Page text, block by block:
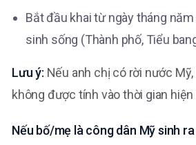
Bắt đầu khai từ ngày tháng
sinh sống (Thành phố, Tiểu
Lưu ý: Nếu anh chị có rời nước
không được tính vào thời gian
Nếu bố/mẹ là công dân Mỹ sinh